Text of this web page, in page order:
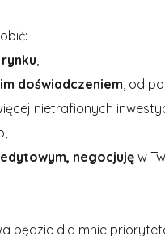
doświadczeniem , od
nietrafionych
negocjuję w
będzie dla mnie